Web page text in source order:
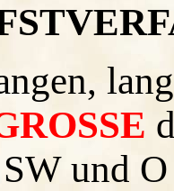
und